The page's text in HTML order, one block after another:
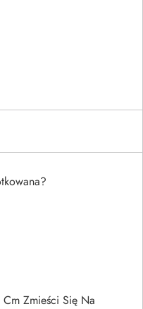
Zmieści Się Na